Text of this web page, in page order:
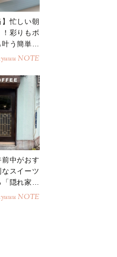
】忙しい朝
！彩りもボ
う簡単そ
NOTE
中がおす
スイーツ
隠れ家カ
NOTE